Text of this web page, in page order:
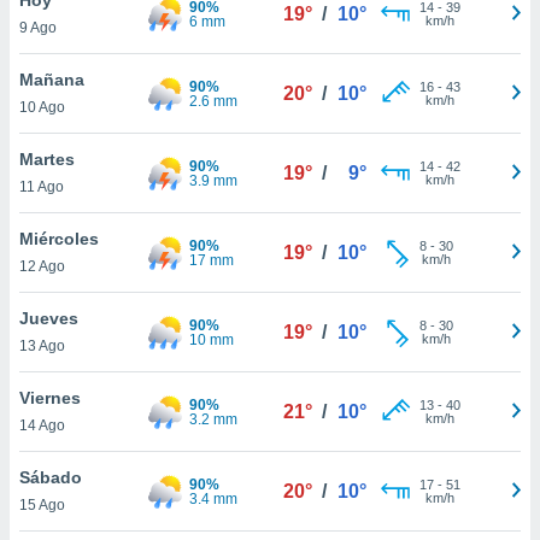
y
en
más
de
9 Ago
90%
6 mm
19° / 10° 14- 39
km/h
Mañana
10 Ago
90%
2.6 mm
20° / 10° 16- 43
km/h
Martes
11 Ago
90%
3.9 mm
19° / 9° 14- 42
km/h
Miércoles
12 Ago
90%
17 mm
19° / 10° 8- 30
km/h
Jueves
13 Ago
90%
10 mm
19° / 10° 8- 30
km/h
Viernes
14 Ago
90%
3.2 mm
21° / 10° 13- 40
km/h
Sábado
15 Ago
90%
3.4 mm
20° / 10° 17- 51
km/h